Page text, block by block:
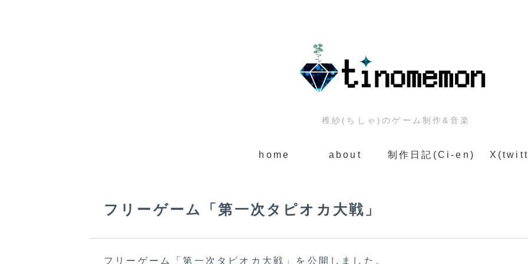
稚紗(ちしゃ)のゲーム制作&音楽
home about 制作日記(Ci-en)
フリーゲーム「第一次タピオカ大戦」
フリーゲーム「第一次タピオカ大戦」を公開しました。